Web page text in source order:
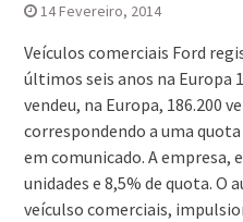
14 Fevereiro, 2014
Veículos comerciais Ford
últimos seis anos na Europa
vendeu, na Europa, 186.200
correspondendo a uma
em comunicado. A empresa,
unidades e 8,5% de quota. O
veículso comerciais,